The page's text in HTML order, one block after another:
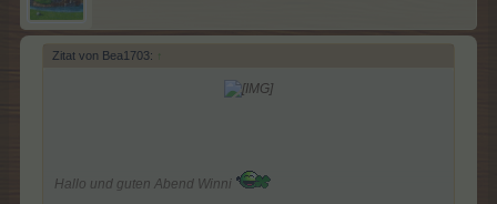
Zitat von Bea1703: ↑
Hallo und guten Abend Winni